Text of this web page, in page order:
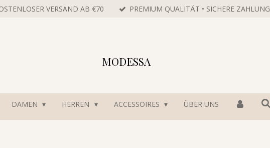
VERSAND AB €70 PREMIUM QUALITÄT • SICHERE ZAHLUNG
MODESSA
DAMEN HERREN ACCESSOIRES ÜBER UNS